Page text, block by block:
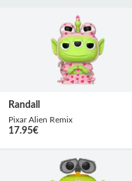
Randall
Pixar Alien Remix
17.95€